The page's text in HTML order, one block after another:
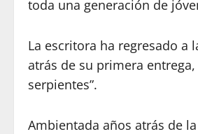
toda una generación de
La escritora ha regresado a
atrás de su primera
serpientes”.
Ambientada años atrás de